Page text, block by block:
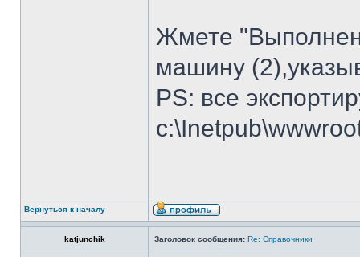
Жмете
машину
PS: все
Вернуться к началу
katjunchik Заголовок сообщения: Re: Справочники